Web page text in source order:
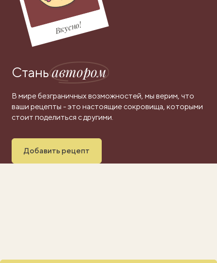
Вкусно!
Станьавтором
В мире безграничных возможностей, мы верим, что
ваши рецепты - это настоящие сокровища, которыми
стоит поделиться с другими.
Добавить рецепт